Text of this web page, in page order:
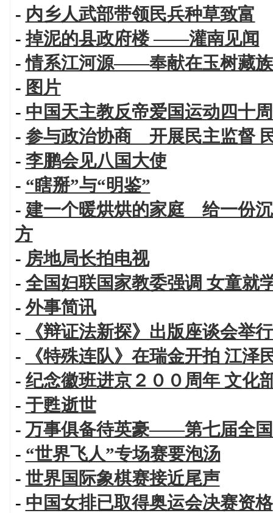
- 内乡人武部带领民兵种草致富
-掉泥的县政府楼 ——灌南见闻
-情系江河源——奉献在玉树藏
- 图片
- 中国天主教反帝爱国运动四十
- 参与政治协商 开展民主监督
- 李鹏会见八国大使
- “瞎掰”与“明鉴”
- 建一个暖烘烘的家庭 给一份
方
- 房地局长拍电视
- 全国妇联国家教委强调 女童就
- 外事简讯
-
《辩证法新探》出版座谈会举
-
《特殊连队》在瑞金开拍 江泽
- 纪念徽班进京２００周年 文化
- 于甦逝世
- 万事俱备待英豪——第七届全
- “世界飞人”专场赛要泡汤
- 世界国际象棋赛接近尾声
- 中国女排已取得奥运会决赛资格